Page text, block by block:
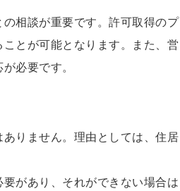
相談が重要です。許可取得のプ
とが可能となります。また、営
必要です。
りません。理由としては、住居
があり、それができない場合は